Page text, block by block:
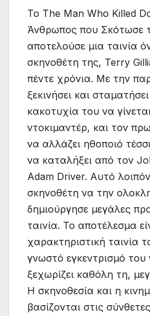
Το The Man Who Killed
Άνθρωπος που Σκότωσε
αποτελούσε μια ταινία
σκηνοθέτη της, Terry
πέντε χρόνια. Με την
ξεκινήσει και
κακοτυχία του να
ντοκιμαντέρ, και τον
να αλλάζει ηθοποιό
να καταλήξει από τον
Adam Driver. Αυτό
σκηνοθέτη να την
δημιούργησε μεγάλες
ταινία. Το αποτέλεσμα
χαρακτηριστική ταινία
γνωστό εγκεντρισμό του
ξεχωρίζει καθόλη τη,
Η σκηνοθεσία και η
βασίζονται στις